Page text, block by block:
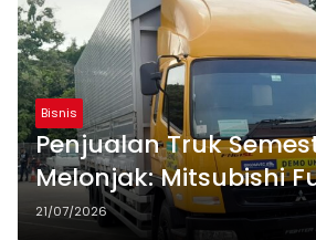
Bisnis
Penjualan Truk
Melonjak: Mitsubishi
dan Hino Terlaris
21/07/2026